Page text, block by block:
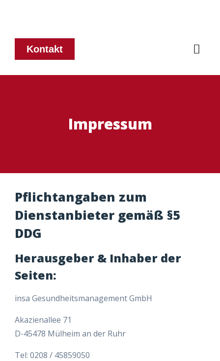
Kontakt
Impressum
Pflichtangaben zum
Dienstanbieter gemäß §5
DDG
Herausgeber & Inhaber der
Seiten:
insa Gesundheitsmanagement GmbH
Akazienallee 71
D-45478 Mülheim an der Ruhr
Tel: 0208 / 45859050